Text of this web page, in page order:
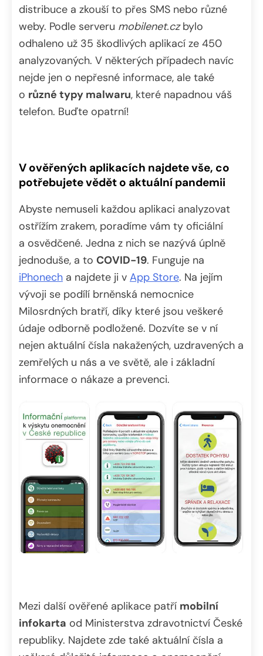
distribuce a zkouší to přes SMS nebo různé
weby. Podle serveru mobilenet.czbylo
odhaleno už 35 škodlivých aplikací ze 450
analyzovaných. V některých případech navíc
nejde jen o nepřesné informace, ale také
o různé typy malwaru, které napadnou váš
telefon. Buďte opatrní!
V ověřených aplikacích najdete vše, co
potřebujete vědět o aktuální pandemii
Abyste nemuseli každou aplikaci analyzovat
ostřížím zrakem, poradíme vám ty oficiální
a osvědčené. Jedna z nich se nazývá úplně
jednoduše, a to COVID-19. Funguje na
iPhonech a najdete ji v App Store. Na jejím
vývoji se podílí brněnská nemocnice
Milosrdných bratří, díky které jsou veškeré
údaje odborně podložené. Dozvíte se v ní
nejen aktuální čísla nakažených, uzdravených a
zemřelých u nás a ve světě, ale i základní
informace o nákaze a prevenci.
Mezi další ověřené aplikace patří mobilní
infokarta od Ministerstva zdravotnictví České
republiky. Najdete zde také aktuální čísla a